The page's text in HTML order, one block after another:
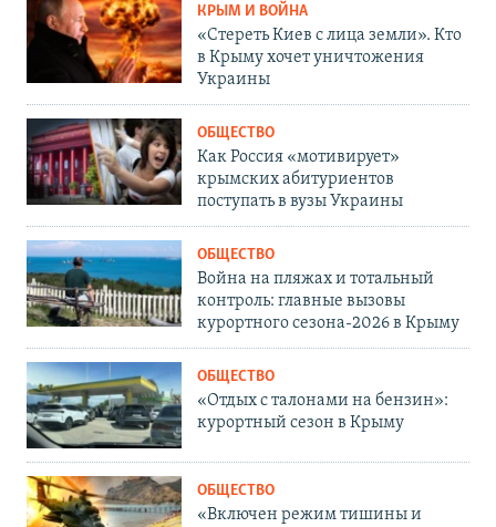
КРЫМ И ВОЙНА
«Стереть Киев с лица земли». Кто
в Крыму хочет уничтожения
Украины
ОБЩЕСТВО
Как Россия «мотивирует»
крымских абитуриентов
поступать в вузы Украины
ОБЩЕСТВО
Война на пляжах и тотальный
контроль: главные вызовы
курортного сезона-2026 в Крыму
ОБЩЕСТВО
«Отдых с талонами на бензин»:
курортный сезон в Крыму
ОБЩЕСТВО
«Включен режим тишины и